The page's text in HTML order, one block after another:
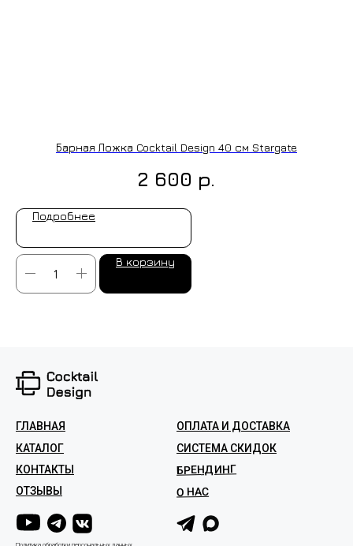
Барная Ложка Cocktail Design 40 см Stargate
2 600 р.
Подробнее
В корзину
ГЛАВНАЯ
ОПЛАТА И ДОСТАВКА
СИСТЕМА СКИДОК
КОНТАКТЫ
КАТАЛОГ
БРЕНДИНГ
ОТЗЫВЫ О НАС